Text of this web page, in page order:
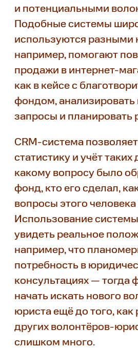
и потенциальными
Подобные системы
используются разными
например, помогают
продажи в интернет-
как в кейсе с
фондом,
запросы и планировать
CRM-система
статистику и учёт таких
какому вопросу было
фонд, кто его сделал,
вопросы этого
Использование
увидеть реальное
например, что
потребность в
консультациях — тогда
начать искать нового
юриста ещё до того, как
других волонтёров-
слишком много.